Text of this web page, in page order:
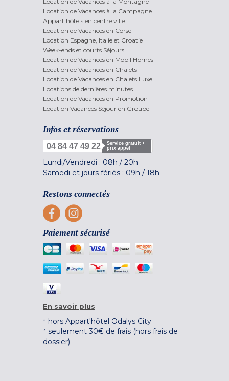
Location de Vacances à la Campagne
Appart'hôtels en centre ville
Location de Vacances en Corse
Location Espagne, Italie et Croatie
Week-ends et courts Séjours
Location de Vacances en Mobil Homes
Location de Vacances en Chalets
Location de Vacances en Chalets Luxe
Locations de dernières minutes
Location de Vacances en Promotion
Location Vacances Séjour en Groupe
Infos et réservations
04 84 47 49 22
Service gratuit +
prix appel
Lundi/Vendredi : 08h / 20h
Samedi et jours fériés : 09h / 18h
Restons connectés
Paiement sécurisé
En savoir plus
² hors Appart'hôtel Odalys City
³ seulement 30€ de frais (hors frais de
dossier)